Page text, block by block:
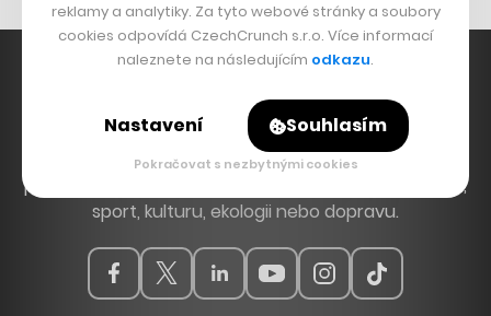
Hlavní zdroj inspirace. Věnujeme se tématům, která
hýbou Českem a světem, od byznysu a startupů
přes technologie, politiku a vzdělávání až po bydlení,
sport, kulturu, ekologii nebo dopravu.
reklamy a analytiky. Za tyto webové stránky a soubory
cookies odpovídá CzechCrunch s.r.o. Více informací
naleznete na následujícím odkazu.
Nastavení Souhlasím
Pokračovat s nezbytnými cookies